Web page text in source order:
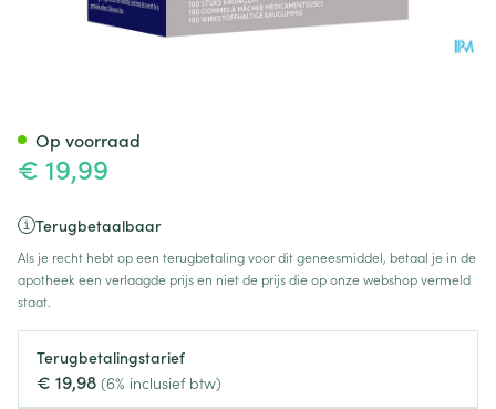
€ 19,99
Terugbetaalbaar
Als je recht hebt op een terugbetaling voor dit geneesmiddel, betaal je in de
apotheek een verlaagde prijs en niet de prijs die op onze webshop vermeld
staat.
Terugbetalingstarief
€ 19,98 (6% inclusief btw)
Op voorraad